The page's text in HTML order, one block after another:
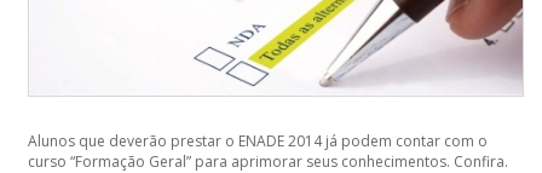
Alunos que deverão prestar o ENADE 2014 já podem contar com o
curso “Formação Geral” para aprimorar seus conhecimentos. Confira.